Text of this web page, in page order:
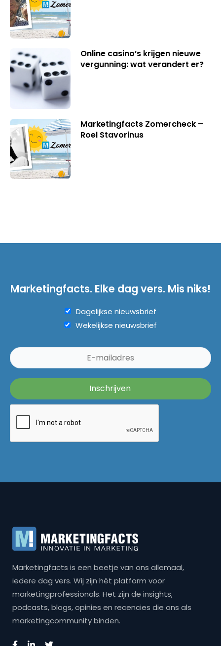
Online casino’s krijgen nieuwe
vergunning: wat verandert er?
Marketingfacts Zomercheck –
Roel Stavorinus
Marketingfacts. Elke dag vers. Mis niks!
Dagelijkse nieuwsbrief
Wekelijkse nieuwsbrief
Marketingfacts is een beetje van ons allemaal,
iedere dag vers. Wij zijn hét platform voor
marketingprofessionals. Het zijn de insights,
podcasts, blogs, opinies en recencies die ons als
marketingcommunity binden.